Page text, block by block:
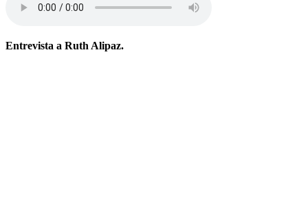
Entrevista a Ruth Alipaz.